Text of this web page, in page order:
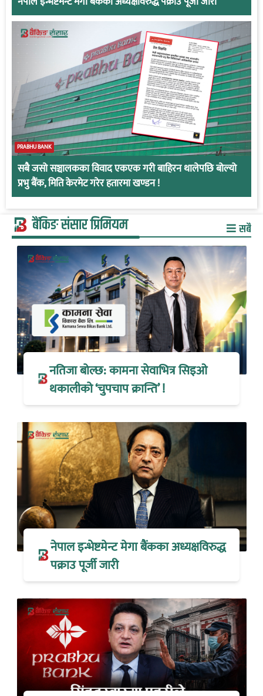
PRABHU BANK
सबै जसो सञ्चालकका विवाद एकएक गरी बाहिरन थालेपछि बोल्यो
प्रभु बैंक, मिति केरमेट गरेर हतारमा खण्डन !
बैंकिङ संसार प्रिमियम सबै
नतिजा बोल्छ: कामना सेवाभित्र सिइओ
थकालीको ‘चुपचाप क्रान्ति’ !
नेपाल इन्भेष्टमेन्ट मेगा बैंकका अध्यक्षविरुद्ध
पक्राउ पूर्जी जारी